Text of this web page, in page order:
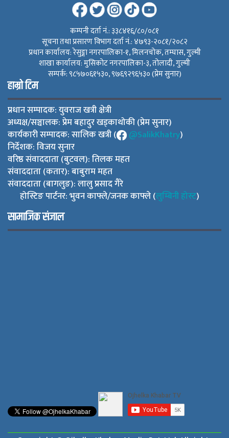
कम्पनी दर्ता नं.: ३३८४१६/८०/०८१
सूचना तथा प्रसारण विभाग दर्ता नं.: ४७९३-२०८१/२०८२
प्रधान कार्यालय: रेसुङ्गा नगरपालिका-१, मिलनचोक, तम्घास, गुल्मी
शाखा कार्यालय: मुसिकोट नगरपालिका-३, तोलादी, गुल्मी
सम्पर्क: ९८५७०६१५३०, ९७६९२९६५३० (प्रेम सुनार)
हाम्रो टिम
प्रधान सम्पादक: युवराज खत्री क्षेत्री
अध्यक्ष/सञ्चालक: प्रेम बहादुर खड्काथोकी (प्रेम सुनार)
कार्यकारी सम्पादक: सालिक खत्री (
@SalikKhatry)
निर्देशक: विजय सुनार
वरिष्ठ संवाददाता (बुटवल): तिलक महत
संवाददाता (कतार): बाबुराम महत
संवाददाता (बागलुङ): लालु प्रसाद गैरे
होस्टिङ पार्टनर: भुवन काफ्ले/जनक काफ्ले (लुम्बिनी होस्ट)
सामाजिक संजाल